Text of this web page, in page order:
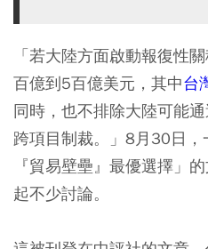
「若大陸方面啟動報復性
百億到5百億美元，其中台
同時，也不排除大陸可能
跨項目制裁。」8月30日
『貿易壁壘』最優選擇」
起不少討論。